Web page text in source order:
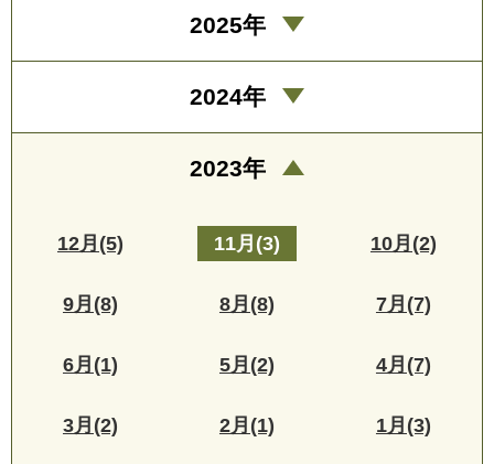
2025年
2024年
2023年
12月(5) 11月(3) 10月(2)
9月(8) 8月(8) 7月(7)
6月(1) 5月(2) 4月(7)
3月(2) 2月(1) 1月(3)